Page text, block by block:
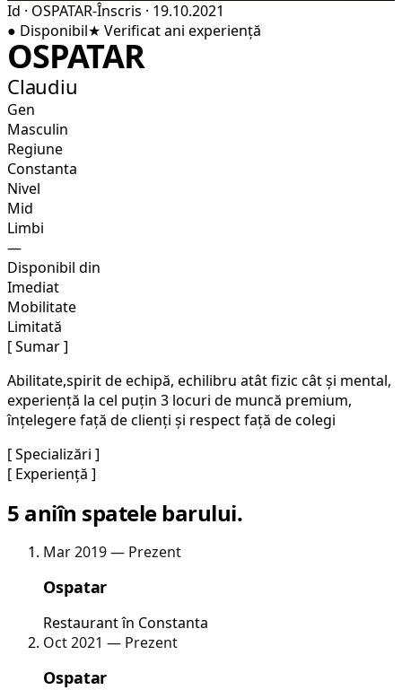
Id · OSPATAR-Înscris · 19.10.2021
● Disponibil★ Verificatani experiență
OSPATAR
Claudiu
Gen
Masculin
Regiune
Constanta
Nivel
Mid
Limbi
—
Disponibil din
Imediat
Mobilitate
Limitată
[ Sumar ]
Abilitate,spirit de echipă, echilibru atât fizic cât și mental,
experiență la cel puțin 3 locuri de muncă premium,
înțelegere față de clienți și respect față de colegi
[ Specializări ]
[ Experiență ]
5 aniîn spatele barului.
Mar 2019 — Prezent
Ospatar
Restaurant în Constanta
Oct 2021 — Prezent
Ospatar